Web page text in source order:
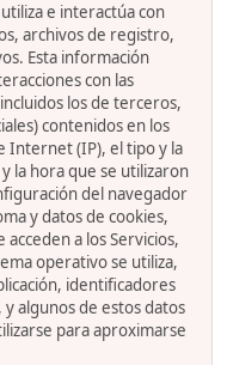
e interactúa con
archivos de registro,
Esta información
con las
los de terceros,
contenidos en los
Internet (IP), el tipo y la
la hora que se utilizaron
del navegador
y datos de cookies,
a los Servicios,
operativo se utiliza,
identificadores
algunos de estos datos
para aproximarse